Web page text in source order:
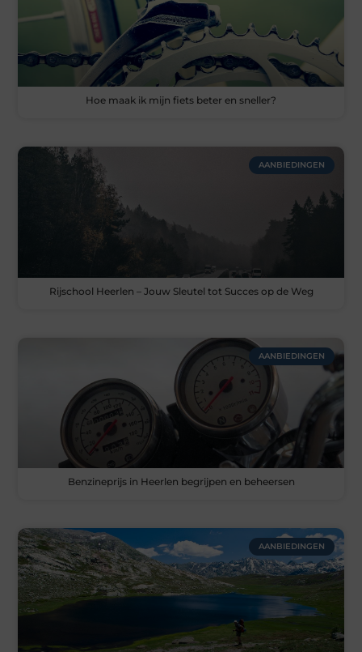
Hoe maak ik mijn fiets beter en sneller?
AANBIEDINGEN
Rijschool Heerlen – Jouw Sleutel tot Succes op de Weg
AANBIEDINGEN
Benzineprijs in Heerlen begrijpen en beheersen
AANBIEDINGEN